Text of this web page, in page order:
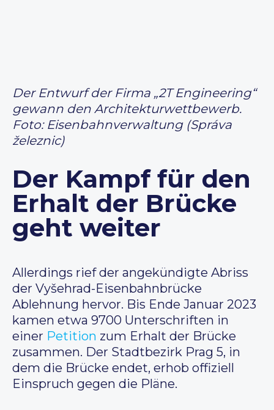
Der Entwurf der Firma „2T Engineering“
gewann den Architekturwettbewerb.
Foto: Eisenbahnverwaltung (Správa
železnic)
Der Kampf für den
Erhalt der Brücke
geht weiter
Allerdings rief der angekündigte Abriss
der Vyšehrad-Eisenbahnbrücke
Ablehnung hervor. Bis Ende Januar 2023
kamen etwa 9700 Unterschriften in
einer Petition zum Erhalt der Brücke
zusammen. Der Stadtbezirk Prag 5, in
dem die Brücke endet, erhob offiziell
Einspruch gegen die Pläne.